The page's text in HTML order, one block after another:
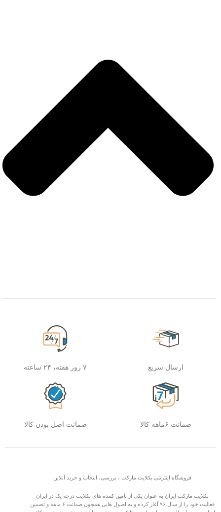
ارسال سریع ۷ روز هفته، ۲۴ ساعته
ضمانت ۶ماهه کالا ضمانت اصل بودن کالا
فروشگاه اینترنتی بکلایت مارکت ، بررسی، انتخاب و خرید آنلاین
بکلایت مارکت ایران به عنوان یکی از تامین کننده های بکلایت درجه یک در ایران
فعالیت خود را از سال ۹۶ آغاز کرده و به اصول هایی همچون ضمانت ۶ ماهه و تضمین